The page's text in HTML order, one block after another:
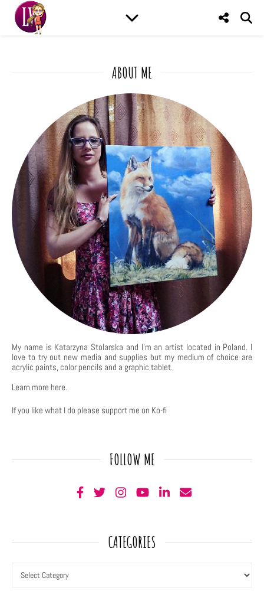
ABOUT ME
My name is Katarzyna Stolarska and I'm an artist located in Poland. I
love to try out new media and supplies but my medium of choice are
acrylic paints, color pencils and a graphic tablet.
Learn more here.
If you like what I do please support me on Ko-fi
FOLLOW ME
CATEGORIES